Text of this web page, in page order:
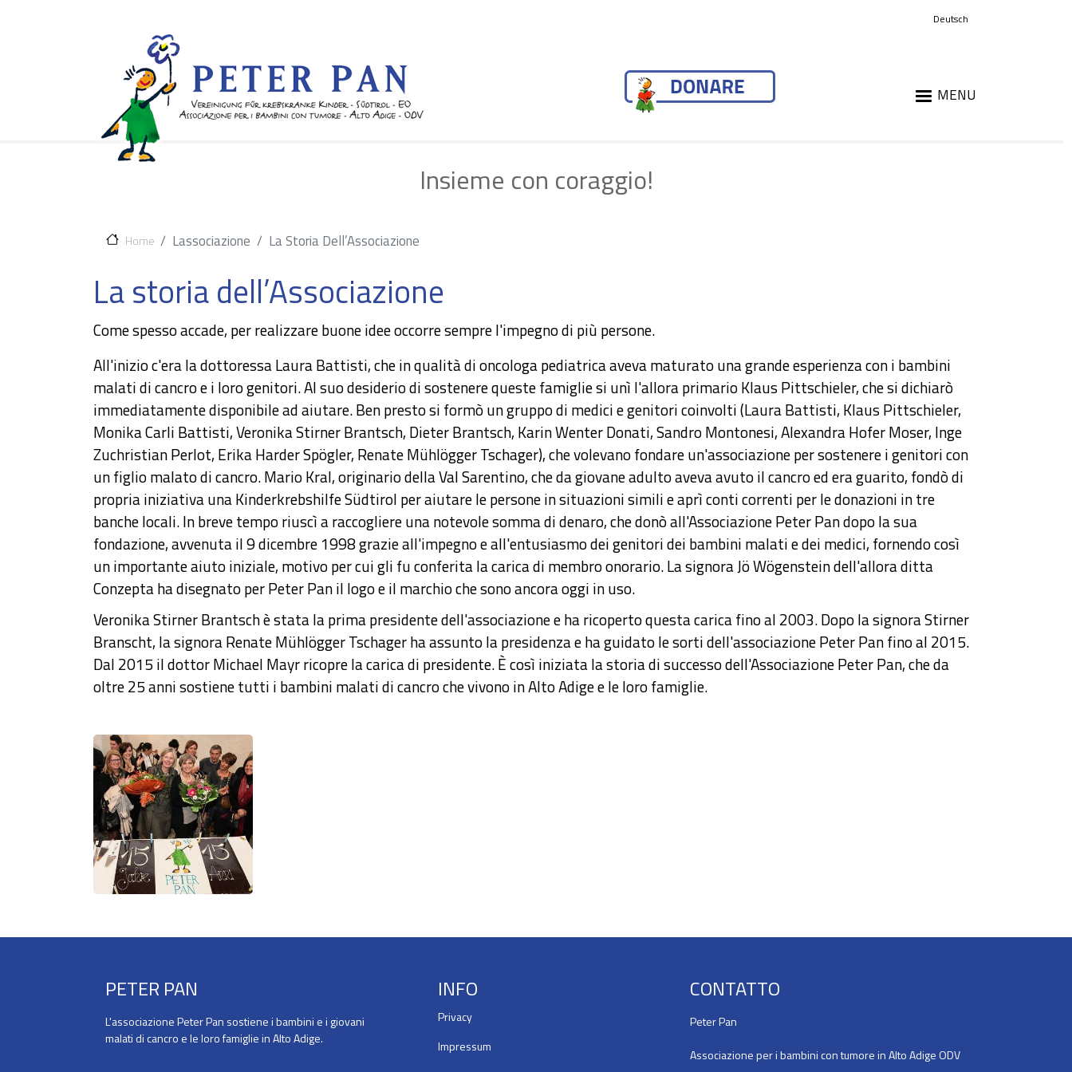
Deutsch
MENU
Insieme con coraggio!
Home Lassociazione La Storia Dell’Associazione
La storia dell’Associazione
Come spesso accade, per realizzare buone idee occorre sempre l'impegno di più persone.
All'inizio c'era la dottoressa Laura Battisti, che in qualità di oncologa pediatrica aveva maturato una grande esperienza con i bambini
malati di cancro e i loro genitori. Al suo desiderio di sostenere queste famiglie si unì l'allora primario Klaus Pittschieler, che si dichiarò
immediatamente disponibile ad aiutare. Ben presto si formò un gruppo di medici e genitori coinvolti (Laura Battisti, Klaus Pittschieler,
Monika Carli Battisti, Veronika Stirner Brantsch, Dieter Brantsch, Karin Wenter Donati, Sandro Montonesi, Alexandra Hofer Moser, Inge
Zuchristian Perlot, Erika Harder Spögler, Renate Mühlögger Tschager), che volevano fondare un'associazione per sostenere i genitori con
un figlio malato di cancro. Mario Kral, originario della Val Sarentino, che da giovane adulto aveva avuto il cancro ed era guarito, fondò di
propria iniziativa una Kinderkrebshilfe Südtirol per aiutare le persone in situazioni simili e aprì conti correnti per le donazioni in tre
banche locali. In breve tempo riuscì a raccogliere una notevole somma di denaro, che donò all'Associazione Peter Pan dopo la sua
fondazione, avvenuta il 9 dicembre 1998 grazie all'impegno e all'entusiasmo dei genitori dei bambini malati e dei medici, fornendo così
un importante aiuto iniziale, motivo per cui gli fu conferita la carica di membro onorario. La signora Jö Wögenstein dell'allora ditta
Conzepta ha disegnato per Peter Pan il logo e il marchio che sono ancora oggi in uso.
Veronika Stirner Brantsch è stata la prima presidente dell'associazione e ha ricoperto questa carica fino al 2003. Dopo la signora Stirner
Branscht, la signora Renate Mühlögger Tschager ha assunto la presidenza e ha guidato le sorti dell'associazione Peter Pan fino al 2015.
Dal 2015 il dottor Michael Mayr ricopre la carica di presidente. È così iniziata la storia di successo dell'Associazione Peter Pan, che da
oltre 25 anni sostiene tutti i bambini malati di cancro che vivono in Alto Adige e le loro famiglie.
PETER PAN
L'associazione Peter Pan sostiene i bambini e i giovani
malati di cancro e le loro famiglie in Alto Adige.
INFO
Privacy
Impressum
CONTATTO
Peter Pan
Associazione per i bambini con tumore in Alto Adige ODV